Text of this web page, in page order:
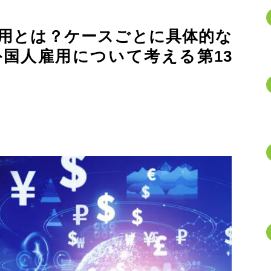
とは？ケースごとに具体的な
人雇用について考える第13